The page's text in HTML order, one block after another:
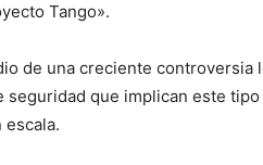
Tango».
de una creciente controversia
seguridad que implican este
escala.